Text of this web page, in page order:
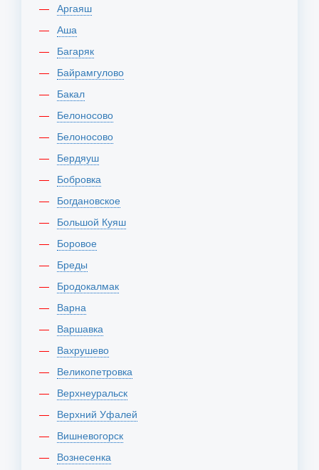
Аргаяш
Аша
Багаряк
Байрамгулово
Бакал
Белоносово
Белоносово
Бердяуш
Бобровка
Богдановское
Большой Куяш
Боровое
Бреды
Бродокалмак
Варна
Варшавка
Вахрушево
Великопетровка
Верхнеуральск
Верхний Уфалей
Вишневогорск
Вознесенка